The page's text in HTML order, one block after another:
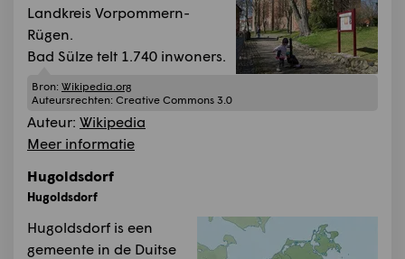
Landkreis Vorpommern-
Rügen.
Bad Sülze telt 1.740 inwoners.
Bron: Wikipedia.org
Auteursrechten: Creative Commons 3.0
Auteur: Wikipedia
Meer informatie
Hugoldsdorf
Hugoldsdorf
Hugoldsdorf is een
gemeente in de Duitse